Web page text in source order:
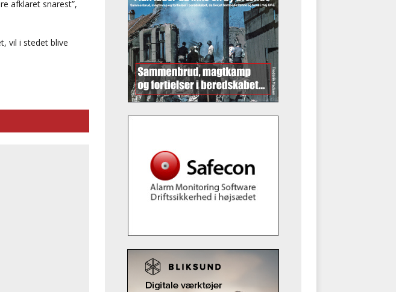
afklaret snarest”,
vil i stedet blive